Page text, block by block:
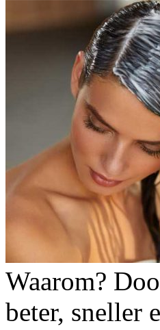
Waarom?
beter, sneller